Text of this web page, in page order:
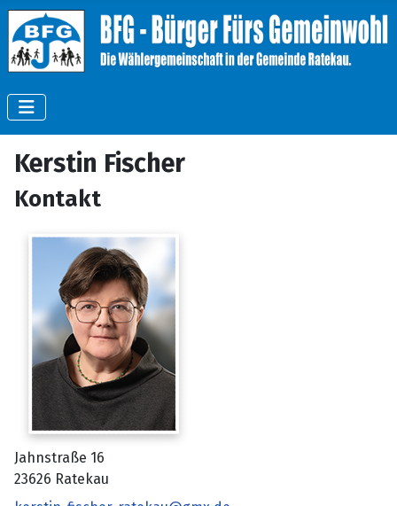
Kerstin Fischer
Kontakt
Adresse:
Jahnstraße 16
23626 Ratekau